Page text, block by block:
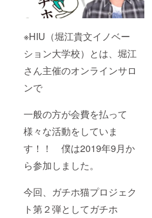
※HIU（堀江貴文イノベー
ション大学校）とは、堀江
さん主催のオンラインサロ
ンで
一般の方が会費を払って
様々な活動をしていま
す！！ 僕は2019年9月か
ら参加しました。
今回、ガチホ猫プロジェク
ト第２弾としてガチホ